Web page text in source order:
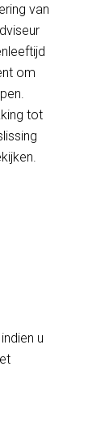
van
om
tot
indien u